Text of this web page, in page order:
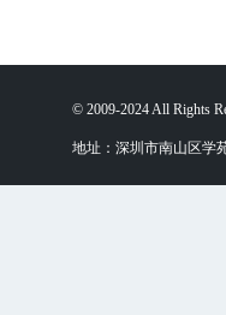
© 2009-2024 All Rights
地址：深圳市南山区学